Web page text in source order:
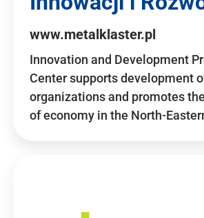
www.metalklaster.pl
Innovation and Development
Center supports development
organizations and promotes
of economy in the North-